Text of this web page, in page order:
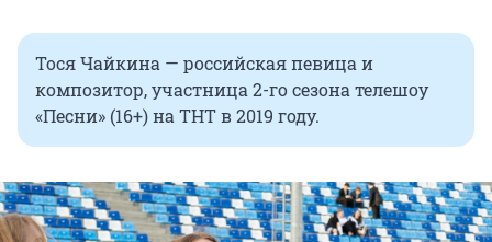
Тося Чайкина — российская певица и
композитор, участница 2-го сезона телешоу
«Песни» (16+) на ТНТ в 2019 году.